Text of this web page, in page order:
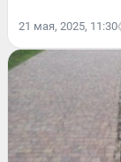
21 мая, 2025, 11:30